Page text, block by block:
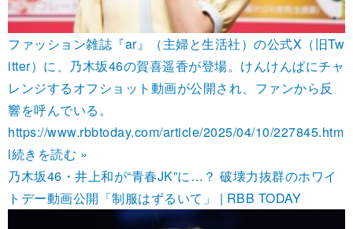
ファッション雑誌『ar』（主婦と生活社）の公式X（旧Tw
itter）に、乃木坂46の賀喜遥香が登場。けんけんぱにチャ
レンジするオフショット動画が公開され、ファンから反
響を呼んでいる。
https://www.rbbtoday.com/article/2025/04/10/227845.htm
l続きを読む »
乃木坂46・井上和が“青春JK”に…？ 破壊力抜群のホワイ
トデー動画公開「制服はずるいて」 | RBB TODAY